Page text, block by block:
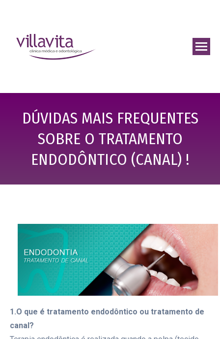
DÚVIDAS MAIS FREQUENTES
SOBRE O TRATAMENTO
ENDODÔNTICO (CANAL) !
1.O que é tratamento endodôntico ou tratamento de
canal?